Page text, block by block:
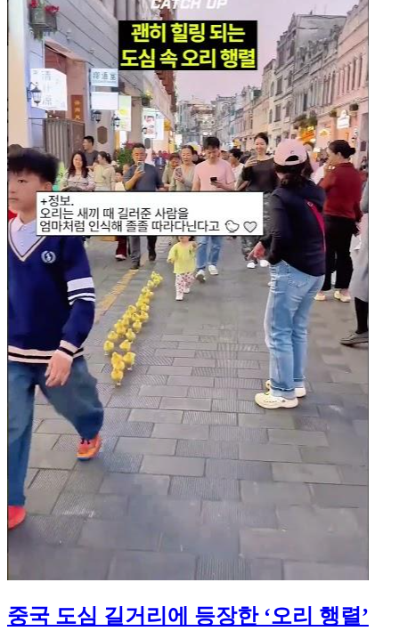
중국 도심 길거리에 등장한 ‘오리 행렬’